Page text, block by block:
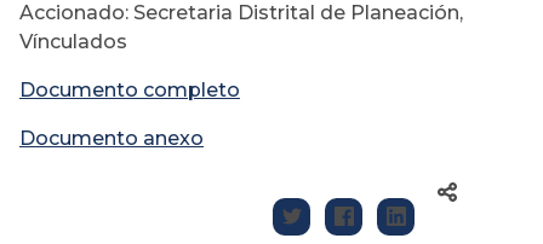
Accionado: Secretaria Distrital de Planeación,
Vínculados
Documento completo
Documento anexo